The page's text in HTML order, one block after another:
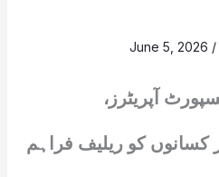
June 5, 2026
آپریٹرز،
کسانوں کو ریلیف فراہم